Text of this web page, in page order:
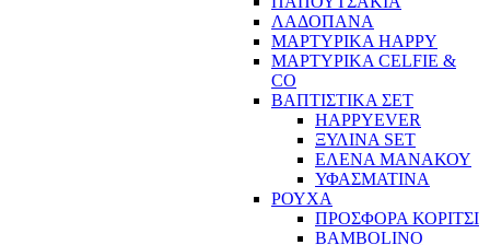
ΛΑΔΟΠΑΝΑ
ΜΑΡΤΥΡΙΚΑ HAPPY
ΜΑΡΤΥΡΙΚΑ CELFIE &
CO
ΒΑΠΤΙΣΤΙΚΑ ΣΕΤ
HAPPYEVER
ΞΥΛΙΝΑ SET
ΕΛΕΝΑ ΜΑΝΑΚΟΥ
ΥΦΑΣΜΑΤΙΝΑ
ΡΟΥΧΑ
ΠΡΟΣΦΟΡΑ ΚΟΡΙΤΣΙ
BAMBOLINO